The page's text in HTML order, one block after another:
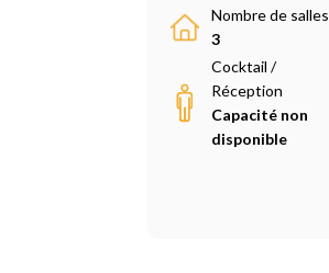
Nombre de salles
3
Cocktail /
Réception
Capacité non
disponible